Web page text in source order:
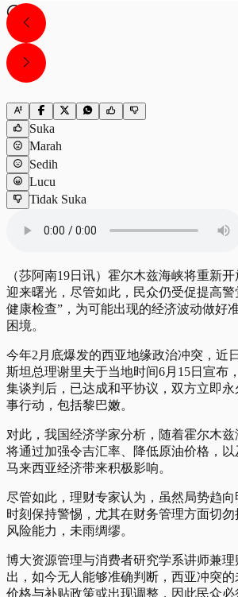
Suka
Marah
Sedih
Lucu
Tidak Suka
（莎阿南19日讯）霍尔木兹海峡将重新
迎来曙光，尽管如此，民众仍受促提高警
健康检查”，为可能出现的经济波动做好
困境。
今年2月底爆发的西亚地缘政治冲突，近
斯坦总理谢里夫于当地时间6月15日宣布
集谈判后，已达成和平协议，双方立即
事行动，包括黎巴嫩。
对此，我国经济学家分析，随着霍尔木
将通过加强令吉汇率、降低原油价格，
马来西亚经济带来积极影响。
尽管如此，理财专家认为，虽然局势趋
时刻保持警惕，尤其在财务管理方面切
风险能力，未雨绸缪。
博大资源管理与消费者研究学系讲师兼
出，如今无人能够准确判断，西亚冲突
价格与补贴政策或出现调整，因此民众